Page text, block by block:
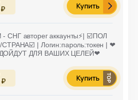
Купить
- СНГ авторег аккаунты⚡️| ☑️ПОЛ
| Логин:пароль:токен | ❤
ДЛЯ ВАШИХ ЦЕЛЕЙ❤
Купить